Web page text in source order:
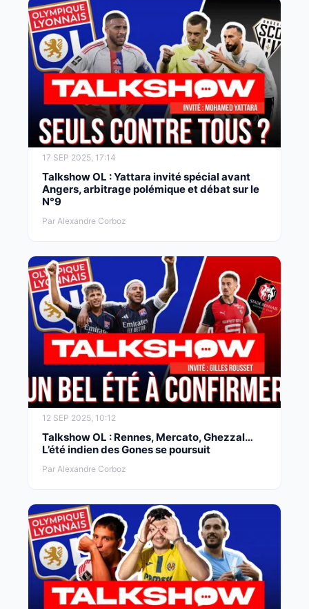
17 SEP 2025, 17:14
Talkshow OL : Yattara invité spécial avant
Angers, arbitrage polémique et débat sur le
N°9
Par Alexandre Corboz
12 SEP 2025, 10:12
Talkshow OL : Rennes, Mercato, Ghezzal…
L’été indien des Gones se poursuit
Par Alexandre Corboz